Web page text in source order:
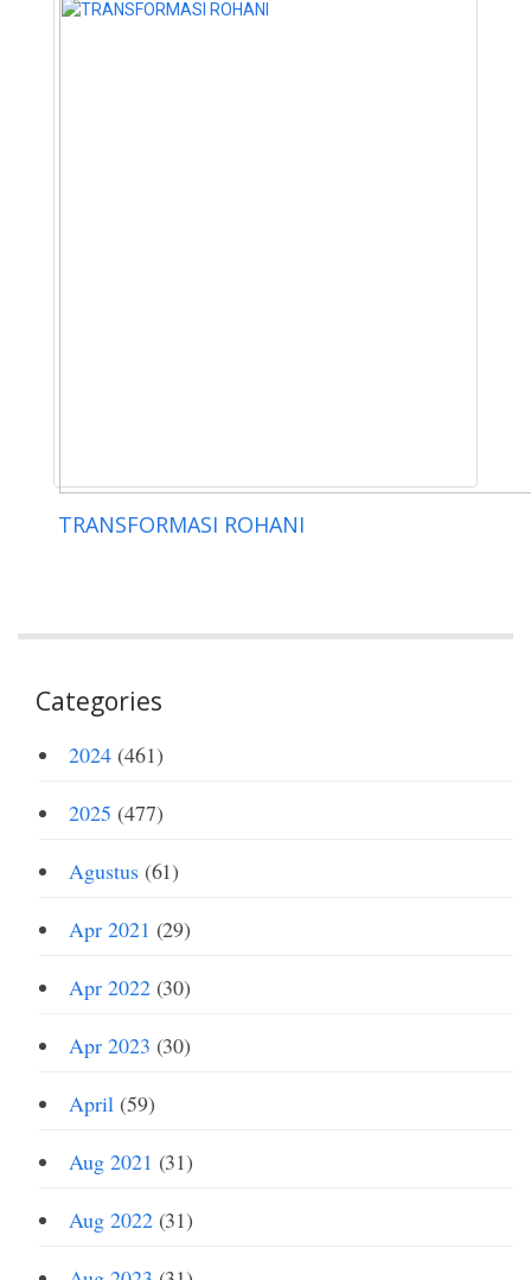
TRANSFORMASI ROHANI
Categories
2024(461)
2025 (477)
Agustus(61)
Apr 2021 (29)
Apr 2022(30)
Apr 2023 (30)
April(59)
Aug 2021 (31)
Aug 2022(31)